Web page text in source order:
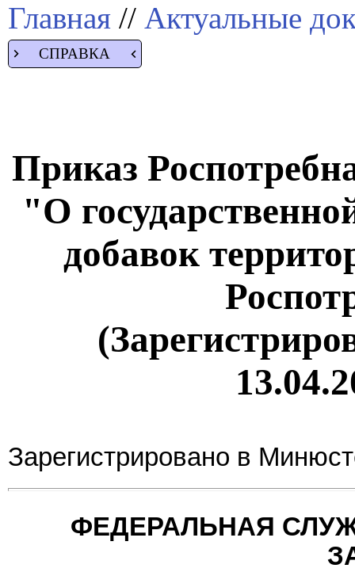
Главная // Актуальные
СПРАВКА
Приказ
"О
добавок
Зарегистрировано в
ФЕДЕРАЛЬНАЯ